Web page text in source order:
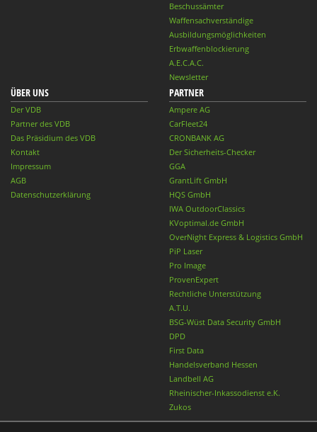
Beschussämter
Waffensachverständige
Ausbildungsmöglichkeiten
Erbwaffenblockierung
A.E.C.A.C.
Newsletter
ÜBER UNS
Der VDB
Partner des VDB
Das Präsidium des VDB
Kontakt
Impressum
AGB
Datenschutzerklärung
PARTNER
Ampere AG
CarFleet24
CRONBANK AG
Der Sicherheits-Checker
GGA
GrantLift GmbH
HQS GmbH
IWA OutdoorClassics
KVoptimal.de GmbH
OverNight Express & Logistics GmbH
PiP Laser
Pro Image
ProvenExpert
Rechtliche Unterstützung
A.T.U.
BSG-Wüst Data Security GmbH
DPD
First Data
Handelsverband Hessen
Landbell AG
Rheinischer-Inkassodienst e.K.
Zukos